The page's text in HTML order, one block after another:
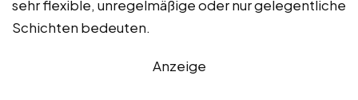
sehr flexible, unregelmäßige oder nur gelegentliche
Schichten bedeuten.
Anzeige